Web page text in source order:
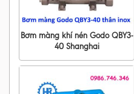
Bơm màng khí nén Godo QBY3-
40 Shanghai